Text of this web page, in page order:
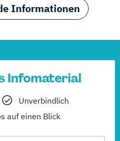
Informationen
Infomaterial
Unverbindlich
auf einen Blick